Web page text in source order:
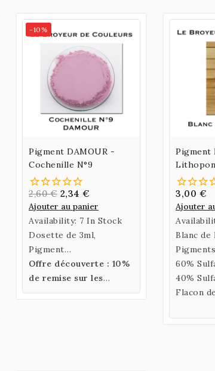
-10%
Pigment DAMOUR -
Cochenille N°9
2,60 € 2,34 €
Ajouter au panier
Availability: 7 In Stock
Dosette de 3ml,
Pigment
DAMOUR Cochenille
N°9
Offre découverte : 10%
de remise sur les
pigments DAMOUR
Pigment
3,00 €
Ajouter
Blanc
60%
40%
Flacon